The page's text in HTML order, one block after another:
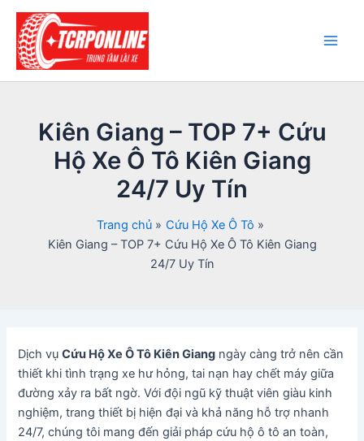
Nhảy
dung
Kiên Giang – TOP 7+ Cứu
Hộ Xe Ô Tô Kiên Giang
24/7 Uy Tín
Trang chủ
Cứu Hộ Xe Ô Tô
Kiên Giang – TOP 7+ Cứu Hộ Xe Ô Tô Kiên Giang
24/7 Uy Tín
Dịch vụCứu Hộ Xe Ô Tô Kiên Giang ngày càng trở nên cần
thiết khi tình trạng xe hư hỏng, tai nạn hay chết máy giữa
đường xảy ra bất ngờ. Với đội ngũ kỹ thuật viên giàu kinh
nghiệm, trang thiết bị hiện đại và khả năng hỗ trợ nhanh
24/7, chúng tôi mang đến giải pháp cứu hộ ô tô an toàn,